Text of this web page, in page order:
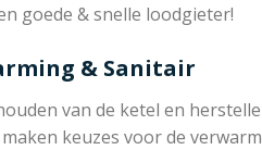
goede & snelle loodgieter!
& Sanitair
van de ketel en
keuzes voor de